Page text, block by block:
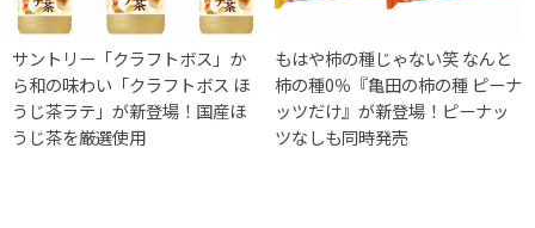
サントリー「クラフトボス」か
ら和の味わい「クラフトボス ほ
うじ茶ラテ」が新登場！国産ほ
うじ茶を厳選使用
もはや柿の種じゃない笑 なんと
柿の種0％『亀田の柿の種 ピーナ
ッツだけ』が新登場！ピーナッ
ツなしも同時発売